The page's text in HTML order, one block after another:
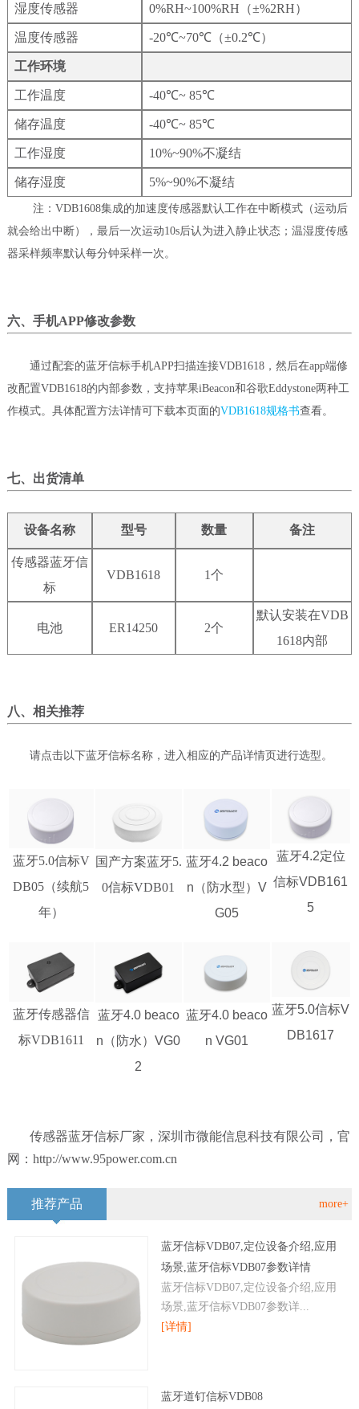
湿度传感器 0%RH~100%RH（±%2RH）
温度传感器 -20℃~70℃（±0.2℃）
工作环境
工作温度 -40℃~ 85℃
储存温度 -40℃~ 85℃
工作湿度 10%~90%不凝结
储存湿度 5%~90%不凝结
注：VDB1608集成的加速度传感器默认工作在中断模式（运动后
就会给出中断），最后一次运动10s后认为进入静止状态；温湿度传感
器采样频率默认每分钟采样一次。
六、 手机APP修改参数
通过配套的蓝牙信标手机APP扫描连接VDB1618，然后在app端修
改配置VDB1618的内部参数，支持苹果iBeacon和谷歌Eddystone两种工
作模式。具体配置方法详情可下载本页面的VDB1618规格书查看。
七、出货清单
设备名称 型号 数量 备注
传感器蓝牙信
标
VDB1618 1个
电池 ER14250 2个
默认安装在VDB
1618内部
八、 相关推荐
请点击以下蓝牙信标名称，进入相应的产品详情页进行选型。
蓝牙5.0信标V
DB05（续航5
年）
国产方案蓝牙5.
0信标VDB01
蓝牙4.2 beaco
n（防水型）V
G05
蓝牙4.2定位
信标VDB161
5
蓝牙传感器信
标VDB1611
蓝牙4.0 beaco
n（防水）VG0
2
蓝牙4.0 beaco
n VG01
蓝牙5.0信标V
DB1617
传感器蓝牙信标厂家，深圳市微能信息科技有限公司，官
网：http://www.95power.com.cn
推荐产品 more+
蓝牙信标VDB07,定位设备介绍,应用
场景,蓝牙信标VDB07参数详情
蓝牙信标VDB07,定位设备介绍,应用
场景,蓝牙信标VDB07参数详...
[详情]
蓝牙道钉信标VDB08